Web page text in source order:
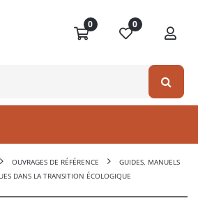
0 0
OUVRAGES DE RÉFÉRENCE
GUIDES, MANUELS
DANS LA TRANSITION ÉCOLOGIQUE